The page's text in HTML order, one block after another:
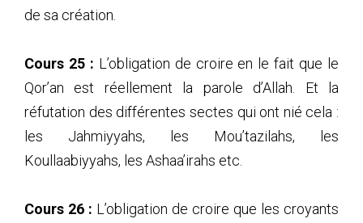
de sa création.
Cours 25 : L’obligation de croire en le fait que le
Qor’an est réellement la parole d’Allah. Et la
réfutation des différentes sectes qui ont nié cela :
les Jahmiyyahs, les Mou’tazilahs, les
Koullaabiyyahs, les Ashaa’irahs etc.
Cours 26 : L’obligation de croire que les croyants